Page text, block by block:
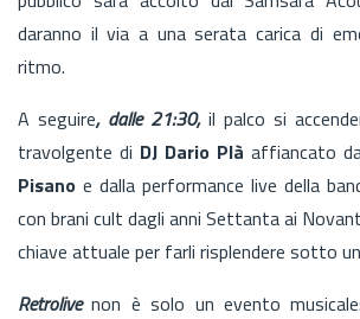
daranno il via a una serata carica di
ritmo.
A seguire, dalle 21:30,il palco si
travolgente di DJ Dario Plà affiancato
Pisano e dalla performance live della
con brani cult dagli anni Settanta ai
chiave attuale per farli risplendere sotto
Retrolivenon è solo un evento